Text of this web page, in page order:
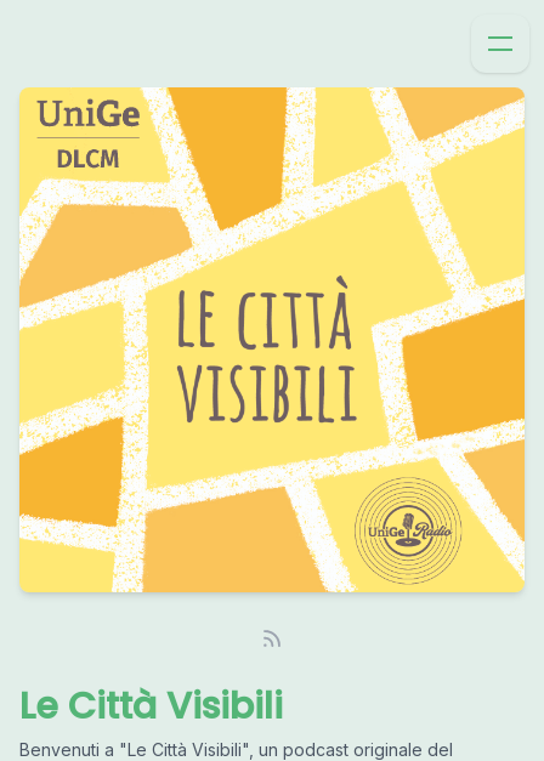
Le Città Visibili
Benvenuti a "Le Città Visibili", un podcast originale del